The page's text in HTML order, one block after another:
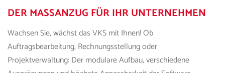
DER MASSANZUG FÜR IHR UNTERNEHMEN
Wachsen Sie, wächst dasVKSmit Ihnen! Ob
Auftragsbearbeitung, Rechnungsstellung oder
Projektverwaltung: Der modulare Aufbau, verschiedene